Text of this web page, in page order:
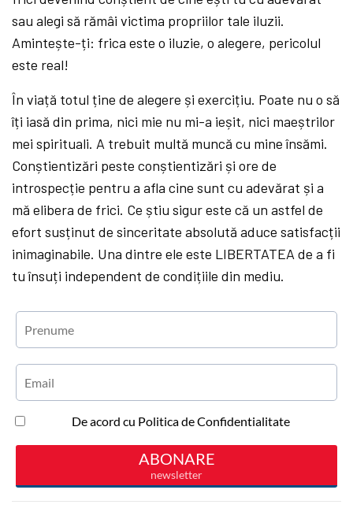
sau alegi să rămâi victima propriilor tale iluzii.
Amintește-ți: frica este o iluzie, o alegere, pericolul
este real!
În viață totul ține de alegere și exercițiu. Poate nu o să
îți iasă din prima, nici mie nu mi-a ieșit, nici maeștrilor
mei spirituali. A trebuit multă muncă cu mine însămi.
Conștientizări peste conștientizări și ore de
introspecție pentru a afla cine sunt cu adevărat și a
mă elibera de frici. Ce știu sigur este că un astfel de
efort susținut de sinceritate absolută aduce satisfacții
inimaginabile. Una dintre ele este LIBERTATEA de a fi
tu însuți independent de condițiile din mediu.